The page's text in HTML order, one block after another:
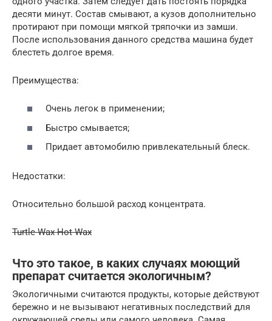
десяти минут. Состав смывают, а кузов дополнительно
протирают при помощи мягкой тряпочки из замши.
После использования данного средства машина будет
блестеть долгое время.
Преимущества:
Очень легок в применении;
Быстро смывается;
Придает автомобилю привлекательный блеск.
Недостатки:
Относительно большой расход концентрата.
Turtle Wax Hot Wax
Что это такое, в каких случаях моющий
препарат считается экологичным?
Экологичными считаются продукты, которые действуют
бережно и не вызывают негативных последствий для